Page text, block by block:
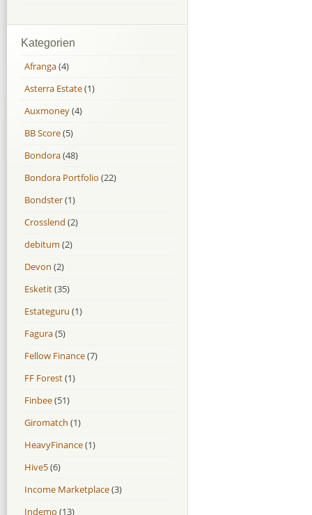
Kategorien
Afranga(4)
Asterra Estate(1)
Auxmoney(4)
BB Score(5)
Bondora(48)
Bondora Portfolio (22)
Bondster(1)
Crosslend (2)
debitum (2)
Devon (2)
Esketit(35)
Estateguru (1)
Fagura(5)
Fellow Finance(7)
FF Forest(1)
Finbee(51)
Giromatch (1)
HeavyFinance(1)
Hive5(6)
Income Marketplace(3)
Indemo (13)